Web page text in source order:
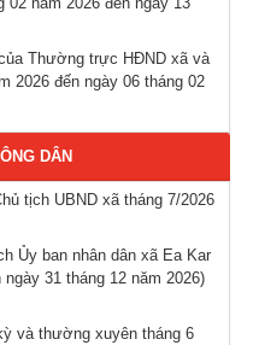
lao động đi làm việc
lao động đi làm việc ở
vào các vị trí dự kiến
Thường trực HĐND xã và
2026 đến ngày 06 tháng 02
DÂN
tịch UBND xã tháng 7/2026
Ủy ban nhân dân xã Ea Kar
31 tháng 12 năm 2026)
và thường xuyên tháng 6